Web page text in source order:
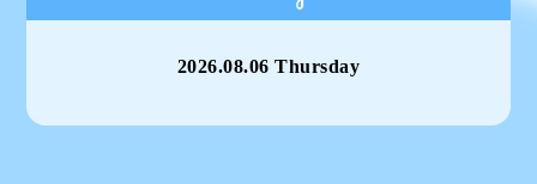
2026.08.06 Thursday